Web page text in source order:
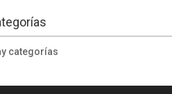
categorías